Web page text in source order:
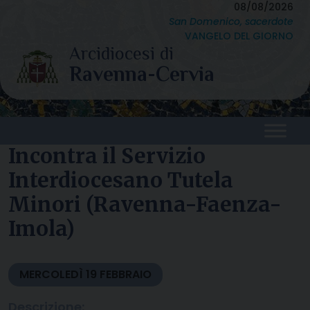
content
08/08/2026
San Domenico, sacerdote
VANGELO DEL GIORNO
Incontra il Servizio
Interdiocesano Tutela
Minori (Ravenna-Faenza-
Imola)
MERCOLEDÌ 19 FEBBRAIO